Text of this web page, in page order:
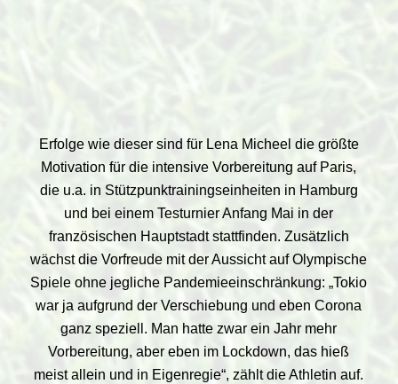
Erfolge wie dieser sind für Lena Micheel die größte
Motivation für die intensive Vorbereitung auf Paris,
die u.a. in Stützpunktrainingseinheiten in Hamburg
und bei einem Testurnier Anfang Mai in der
französischen Hauptstadt stattfinden. Zusätzlich
wächst die Vorfreude mit der Aussicht auf Olympische
Spiele ohne jegliche Pandemieeinschränkung: „Tokio
war ja aufgrund der Verschiebung und eben Corona
ganz speziell. Man hatte zwar ein Jahr mehr
Vorbereitung, aber eben im Lockdown, das hieß
meist allein und in Eigenregie“, zählt die Athletin auf.